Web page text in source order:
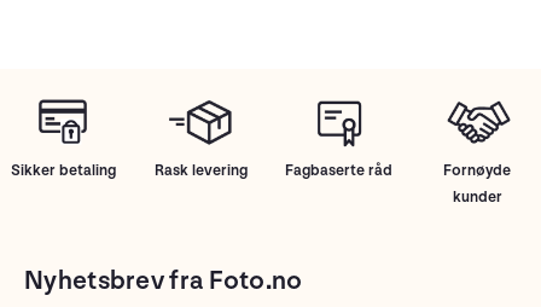
Sikker betaling Rask levering Fagbaserte råd
Fornøyde
kunder
Nyhetsbrev fra Foto.no